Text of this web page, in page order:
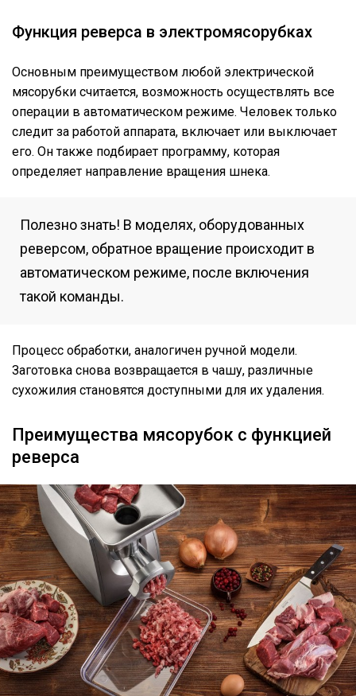
Функция реверса в электромясорубках
Основным преимуществом любой электрической
мясорубки считается, возможность осуществлять все
операции в автоматическом режиме. Человек только
следит за работой аппарата, включает или выключает
его. Он также подбирает программу, которая
определяет направление вращения шнека.
Полезно знать! В моделях, оборудованных
реверсом, обратное вращение происходит в
автоматическом режиме, после включения
такой команды.
Процесс обработки, аналогичен ручной модели.
Заготовка снова возвращается в чашу, различные
сухожилия становятся доступными для их удаления.
Преимущества мясорубок с функцией
реверса